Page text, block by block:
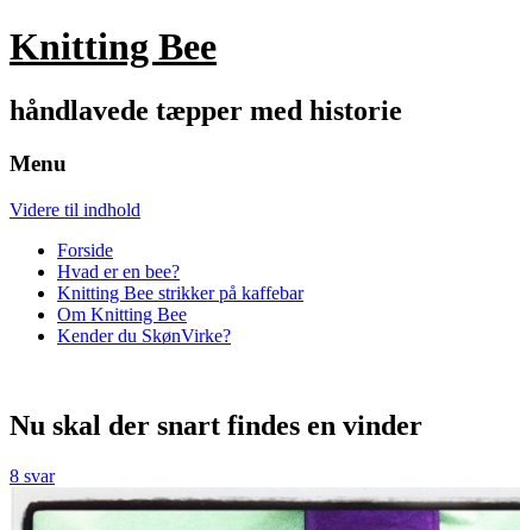
Knitting Bee
håndlavede tæpper med historie
Menu
Videre til indhold
Forside
Hvad er en bee?
Knitting Bee strikker på kaffebar
Om Knitting Bee
Kender du SkønVirke?
Nu skal der snart findes en vinder
8 svar